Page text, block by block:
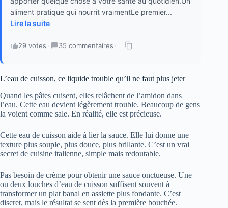
aliment pratique qui nourrit vraimentLe premier...
Lire la suite
29 votes · 35 commentaires ·
L’eau de cuisson, ce liquide trouble qu’il ne faut plus jeter
Quand les pâtes cuisent, elles relâchent de l’amidon dans
l’eau. Cette eau devient légèrement trouble. Beaucoup de gens
la voient comme sale. En réalité, elle est précieuse.
Cette eau de cuisson aide à lier la sauce. Elle lui donne une
texture plus souple, plus douce, plus brillante. C’est un vrai
secret de cuisine italienne, simple mais redoutable.
Pas besoin de crème pour obtenir une sauce onctueuse. Une
ou deux louches d’eau de cuisson suffisent souvent à
transformer un plat banal en assiette plus fondante. C’est
discret, mais le résultat se sent dès la première bouchée.